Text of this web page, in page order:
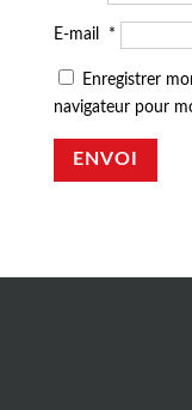
E-mail *
Enregistrer
navigateur pour
ENVOI